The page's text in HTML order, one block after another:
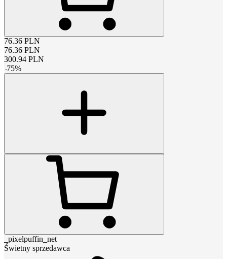
76.36 PLN
76.36 PLN
300.94 PLN
-75%
_pixelpuffin_net
Świetny sprzedawca